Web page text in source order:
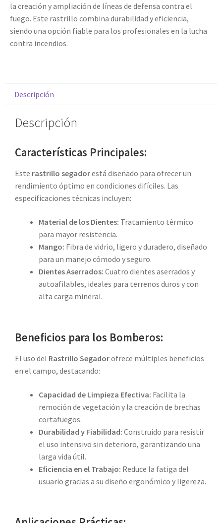
la creación y ampliación de líneas de defensa contra el
fuego. Este rastrillo combina durabilidad y eficiencia,
siendo una opción fiable para los profesionales en la lucha
contra incendios.
Descripción
Descripción
Características Principales:
Este rastrillo segadorestá diseñado para ofrecer un
rendimiento óptimo en condiciones difíciles. Las
especificaciones técnicas incluyen:
Material de los Dientes: Tratamiento térmico
para mayor resistencia.
Mango: Fibra de vidrio, ligero y duradero, diseñado
para un manejo cómodo y seguro.
Dientes Aserrados: Cuatro dientes aserrados y
autoafilables, ideales para terrenos duros y con
alta carga mineral.
Beneficios para los Bomberos:
El uso del Rastrillo Segadorofrece múltiples beneficios
en el campo, destacando:
Capacidad de Limpieza Efectiva: Facilita la
remoción de vegetación y la creación de brechas
cortafuegos.
Durabilidad y Fiabilidad: Construido para resistir
el uso intensivo sin deterioro, garantizando una
larga vida útil.
Eficiencia en el Trabajo: Reduce la fatiga del
usuario gracias a su diseño ergonómico y ligereza.